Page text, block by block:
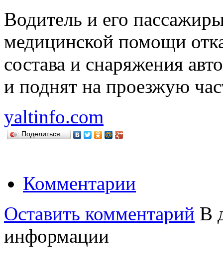
Водитель и его
медицинской помощи
состава и снаряжения
и поднят на проезжую
yaltinfo.com
Поделиться…
Комментарии
Оставить комментарий В
информации